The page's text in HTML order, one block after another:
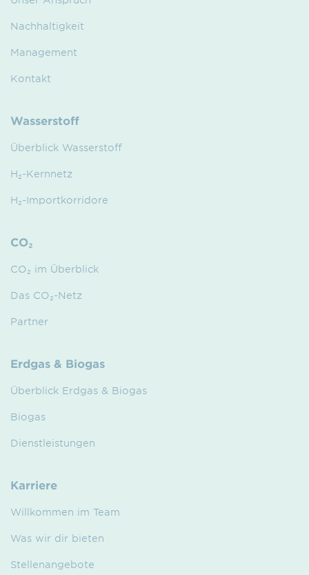
Nachhaltigkeit
Management
Kontakt
Wasserstoff
Überblick Wasserstoff
H₂-Kernnetz
H₂-Importkorridore
CO₂
CO₂ im Überblick
Das CO₂-Netz
Partner
Erdgas & Biogas
Überblick Erdgas & Biogas
Biogas
Dienstleistungen
Karriere
Willkommen im Team
Was wir dir bieten
Stellenangebote